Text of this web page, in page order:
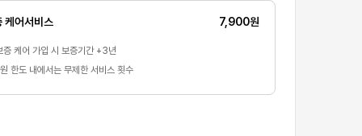
케어서비스 7,900원
증 케어 가입 시 보증기간 +3년
한도 내에서는 무제한 서비스 횟수